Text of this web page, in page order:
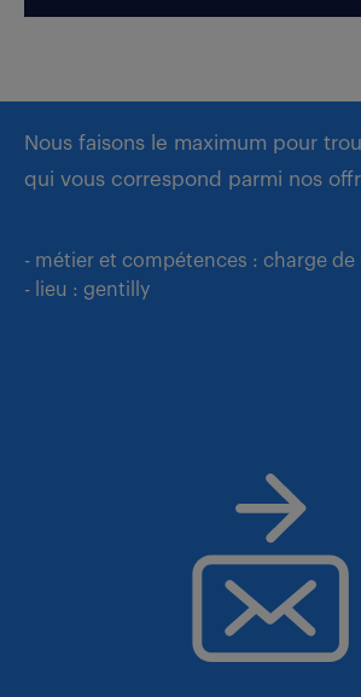
Nous faisons le maximum pour
qui vous correspond parmi nos
- métier et compétences : charge de
- lieu : gentilly